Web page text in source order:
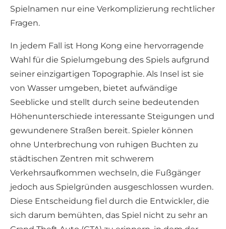
Spielnamen nur eine Verkomplizierung rechtlicher
Fragen.
In jedem Fall ist Hong Kong eine hervorragende
Wahl für die Spielumgebung des Spiels aufgrund
seiner einzigartigen Topographie. Als Insel ist sie
von Wasser umgeben, bietet aufwändige
Seeblicke und stellt durch seine bedeutenden
Höhenunterschiede interessante Steigungen und
gewundenere Straßen bereit. Spieler können
ohne Unterbrechung von ruhigen Buchten zu
städtischen Zentren mit schwerem
Verkehrsaufkommen wechseln, die Fußgänger
jedoch aus Spielgründen ausgeschlossen wurden.
Diese Entscheidung fiel durch die Entwickler, die
sich darum bemühten, das Spiel nicht zu sehr an